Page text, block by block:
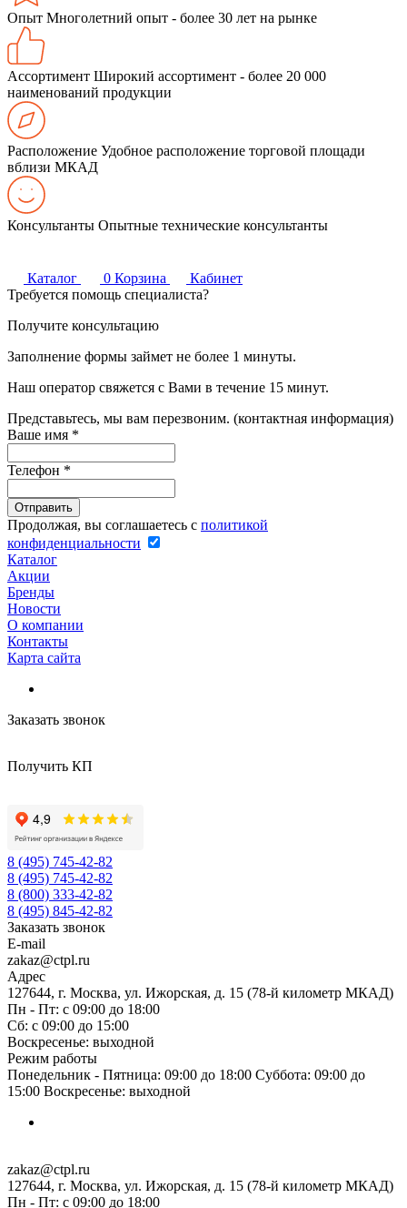
Опыт Многолетний опыт - более 30 лет на рынке
Ассортимент Широкий ассортимент - более 20 000
наименований продукции
Расположение Удобное расположение торговой площади
вблизи МКАД
Консультанты Опытные технические консультанты
Каталог 0 Корзина
Кабинет
Требуется помощь специалиста?
Получите консультацию
Заполнение формы займет не более 1 минуты.
Наш оператор свяжется с Вами в течение 15 минут.
Представьтесь, мы вам перезвоним. (контактная информация)
Ваше имя *
Телефон *
Продолжая, вы соглашаетесь с политикой
конфиденциальности
Каталог
Акции
Бренды
Новости
О компании
Контакты
Карта сайта
Заказать звонок
Получить КП
8 (495) 745-42-82
8 (495) 745-42-82
8 (800) 333-42-82
8 (495) 845-42-82
Заказать звонок
E-mail
zakaz@ctpl.ru
Адрес
127644, г. Москва, ул. Ижорская, д. 15 (78-й километр МКАД)
Пн - Пт: с 09:00 до 18:00
Сб: с 09:00 до 15:00
Воскресенье: выходной
Режим работы
Понедельник - Пятница: 09:00 до 18:00 Суббота: 09:00 до
15:00 Воскресенье: выходной
zakaz@ctpl.ru
127644, г. Москва, ул. Ижорская, д. 15 (78-й километр МКАД)
Пн - Пт: с 09:00 до 18:00